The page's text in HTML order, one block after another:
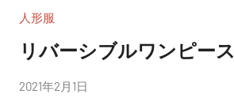
人形服
リバーシブルワンピース
投
2021年2月1日